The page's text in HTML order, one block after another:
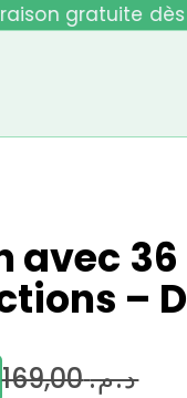
gratuite dès
avec
–
د.م.169,00